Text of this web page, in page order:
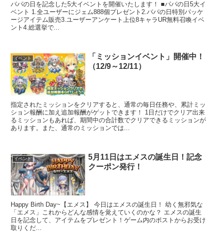
パパの日を記念した5大イベントを開催いたします！ ■パパの日5大イ
ベント 1.全ユーザーにジェム888個プレゼント2.パパの日特別パッケ
ージアイテム販売3.ユーザーアンケート上位8キャラUR無料召喚イベ
ント4.総選挙で...
イベント
「ミッションイベント」開催中！
（12/9～12/11）
指定されたミッションをクリアすると、通常の毎日任務や、累計ミッ
ション報酬に加え追加報酬がゲットできます！ 1日だけでクリア出来
るミッションもあれば、期間中の合計数でクリアできるミッションが
あります。また、通常のミッションでは...
イベント
5月11日はエメスの誕生日！記念
クーポン発行！
Happy Birth Day~【エメス】 今日はエメスの誕生日！ 幼く無邪気な
「エメス」これからどんな感情を覚えていくのかな？ エメスの誕生
日を記念して、アイテムをプレゼント！ゲーム内のポストからお受け
取りくだ...